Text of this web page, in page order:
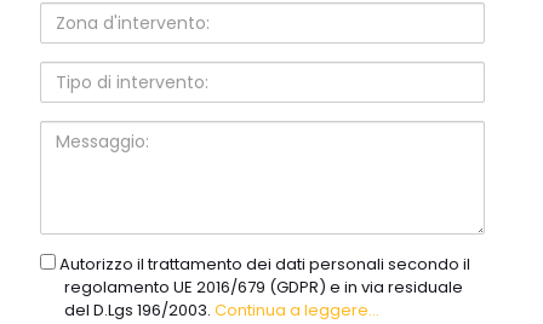
Zona
d'intervento:
Tipo
intervento:
Messaggio:
gdprAutorizzo il trattamento dei dati personali secondo il
regolamento UE 2016/679 (GDPR) e in via residuale
del D.Lgs 196/2003. Continua a leggere...